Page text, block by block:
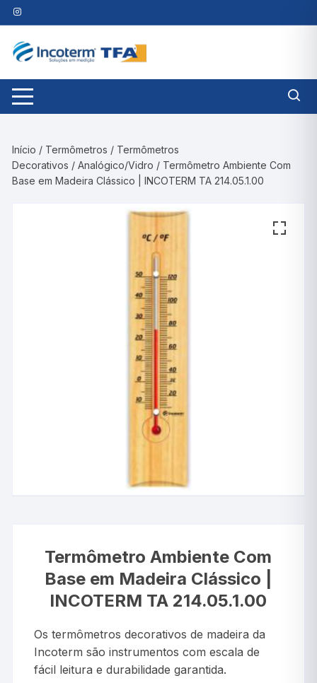
Pular
para
conteúdo
Início / Termômetros / Termômetros
Decorativos /Analógico/Vidro / Termômetro Ambiente Com
Base em Madeira Clássico | INCOTERM TA 214.05.1.00
Termômetro Ambiente Com
Base em Madeira Clássico |
INCOTERM TA 214.05.1.00
Os termômetros decorativos de madeira da
Incoterm são instrumentos com escala de
fácil leitura e durabilidade garantida.